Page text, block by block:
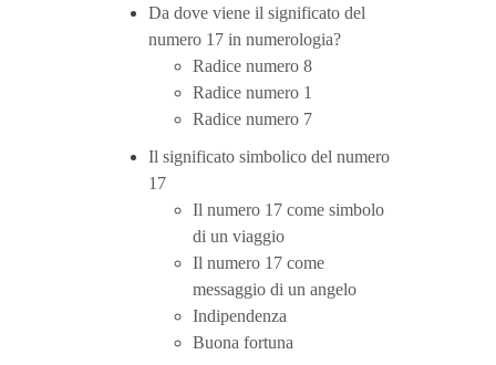
Da dove viene il significato del
numero 17 in numerologia?
Radice numero 8
Radice numero 1
Radice numero 7
Il significato simbolico del numero
17
Il numero 17 come simbolo
di un viaggio
Il numero 17 come
messaggio di un angelo
Indipendenza
Buona fortuna